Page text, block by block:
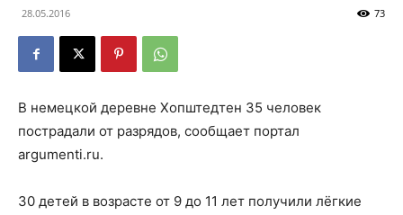
28.05.2016 73
В немецкой деревне Хопштедтен 35 человек
пострадали от разрядов, сообщает портал
argumenti.ru.
30 детей в возрасте от 9 до 11 лет получили лёгкие